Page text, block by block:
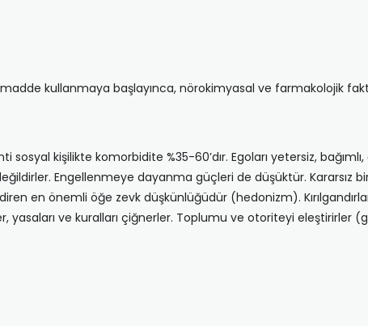
kullanmaya başlayınca, nörokimyasal ve farmakolojik
sosyal kişilikte komorbidite %35-60’dır. Egoları yetersiz,
Engellenmeye dayanma güçleri de düşüktür. Kararsız
en önemli öğe zevk düşkünlüğüdür (hedonizm).
yasaları ve kuralları çiğnerler. Toplumu ve otoriteyi eleştirirler